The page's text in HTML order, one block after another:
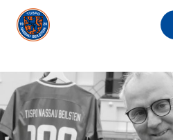
Zum
Inhalt
springen